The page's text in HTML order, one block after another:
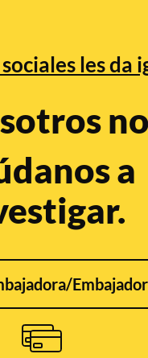
les da
a
Embajador
sobre
PM